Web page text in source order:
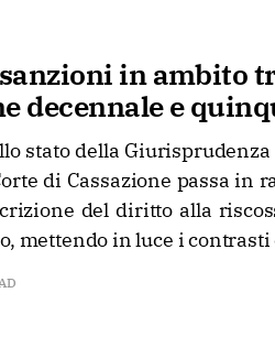
in ambito
decennale e
stato della
di Cassazione passa
del diritto alla
mettendo in luce i contrasti